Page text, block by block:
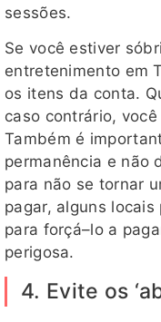
sessões.
Se você estiver
entretenimento em
os itens da conta.
caso contrário,
Também é
permanência e não
para não se tornar
pagar, alguns
para forçá–lo a
perigosa.
4. Evite os